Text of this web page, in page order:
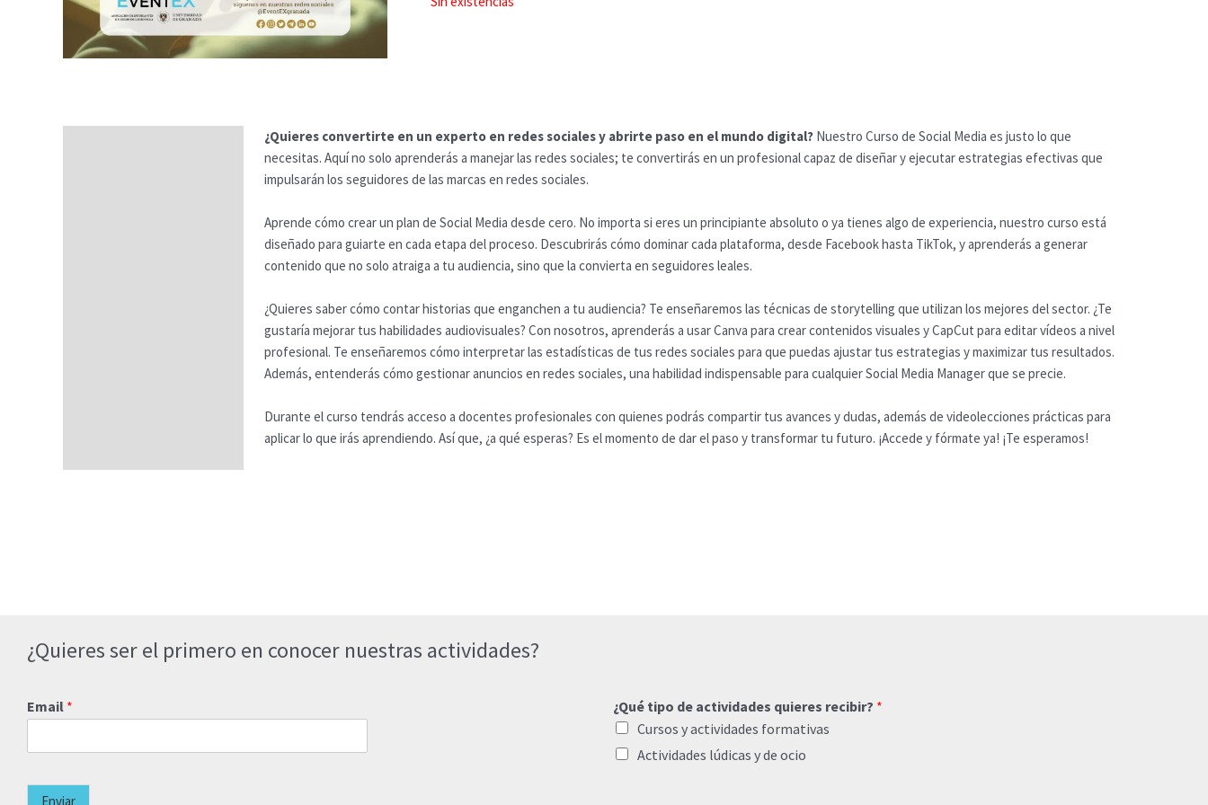
¿Quieres convertirte en un experto en redes sociales y abrirte paso en el mundo digital?Nuestro Curso de Social Media es justo lo que
necesitas. Aquí no solo aprenderás a manejar las redes sociales; te convertirás en un profesional capaz de diseñar y ejecutar estrategias efectivas que
impulsarán los seguidores de las marcas en redes sociales.
Aprende cómo crear un plan de Social Media desde cero. No importa si eres un principiante absoluto o ya tienes algo de experiencia, nuestro curso está
diseñado para guiarte en cada etapa del proceso. Descubrirás cómo dominar cada plataforma, desde Facebook hasta TikTok, y aprenderás a generar
contenido que no solo atraiga a tu audiencia, sino que la convierta en seguidores leales.
¿Quieres saber cómo contar historias que enganchen a tu audiencia? Te enseñaremos las técnicas de storytelling que utilizan los mejores del sector. ¿Te
gustaría mejorar tus habilidades audiovisuales? Con nosotros, aprenderás a usar Canva para crear contenidos visuales y CapCut para editar vídeos a nivel
profesional. Te enseñaremos cómo interpretar las estadísticas de tus redes sociales para que puedas ajustar tus estrategias y maximizar tus resultados.
Además, entenderás cómo gestionar anuncios en redes sociales, una habilidad indispensable para cualquier Social Media Manager que se precie.
Durante el curso tendrás acceso a docentes profesionales con quienes podrás compartir tus avances y dudas, además de videolecciones prácticas para
aplicar lo que irás aprendiendo. Así que, ¿a qué esperas? Es el momento de dar el paso y transformar tu futuro. ¡Accede y fórmate ya! ¡Te esperamos!
¿Quieres ser el primero en conocer nuestras actividades?
Email * ¿Qué tipo de actividades quieres recibir? *
Cursos y actividades formativas
Actividades lúdicas y de ocio
Enviar